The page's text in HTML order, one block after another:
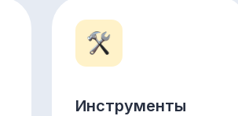
Инструменты